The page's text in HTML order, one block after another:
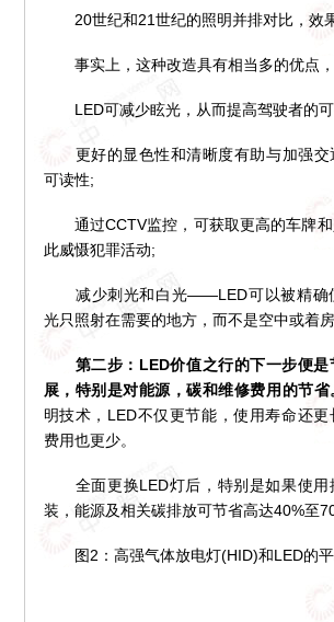
20世纪和21世纪的照明并排对比，效果
事实上，这种改造具有相当多的优点，
LED可减少眩光，从而提高驾驶者的可
更好的显色性和清晰度有助与加强交
可读性;
通过CCTV监控，可获取更高的车牌和
此威慑犯罪活动;
减少刺光和白光——LED可以被精确
光只照射在需要的地方，而不是空中或着房
第二步：LED价值之行的下一步便是
展，特别是对能源，碳和维修费用的节省
明技术，LED不仅更节能，使用寿命还更
费用也更少。
全面更换LED灯后，特别是如果使用
装，能源及相关碳排放可节省高达40%至
图2：高强气体放电灯(HID)和LED的平